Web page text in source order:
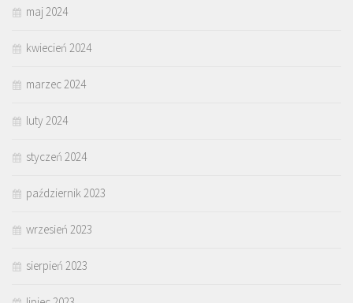
maj 2024
kwiecień 2024
marzec 2024
luty 2024
styczeń 2024
październik 2023
wrzesień 2023
sierpień 2023